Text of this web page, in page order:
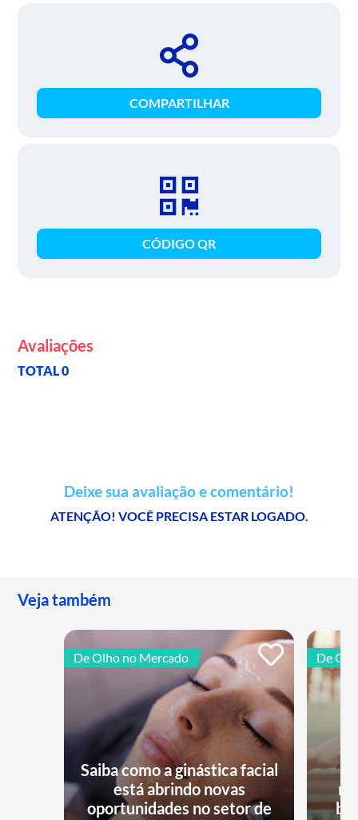
COMPARTILHAR
CÓDIGO QR
Avaliações
TOTAL 0
Deixe sua avaliação e comentário!
ATENÇÃO! VOCÊ PRECISA ESTAR LOGADO.
Veja também
De Olho no Mercado
Saiba como a ginástica facial
está abrindo novas
oportunidades no setor de
De